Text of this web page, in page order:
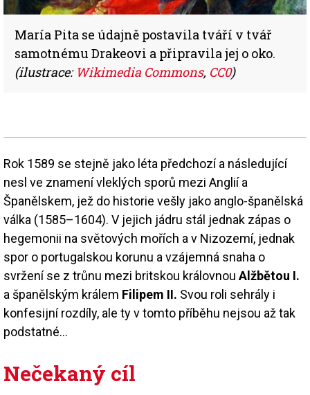
María Pita se údajně postavila tváří v tvář
samotnému Drakeovi a připravila jej o oko.
(ilustrace: Wikimedia Commons, CC0)
Rok 1589 se stejně jako léta předchozí a následující
nesl ve znamení vleklých sporů mezi Anglií a
Španělskem, jež do historie vešly jako anglo-španělská
válka (1585–1604). V jejich jádru stál jednak zápas o
hegemonii na světových mořích a v Nizozemí, jednak
spor o portugalskou korunu a vzájemná snaha o
svržení se z trůnu mezi britskou královnou Alžbětou I.
a španělským králem Filipem II. Svou roli sehrály i
konfesijní rozdíly, ale ty v tomto příběhu nejsou až tak
podstatné…
Nečekaný cíl